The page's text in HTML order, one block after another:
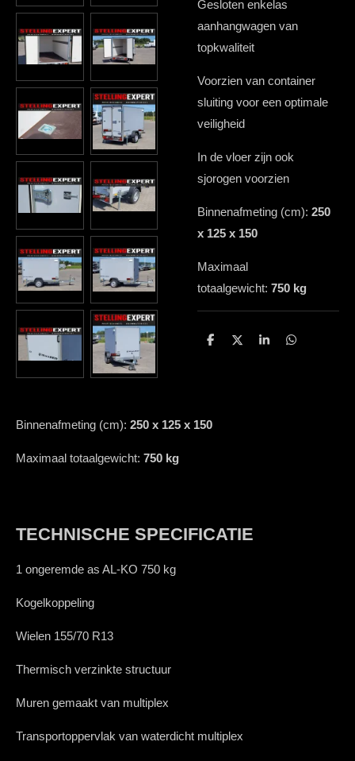
Gesloten enkelas
aanhangwagen van
topkwaliteit
Voorzien van container
sluiting voor een optimale
veiligheid
In de vloer zijn ook
sjorogen voorzien
Binnenafmeting (cm): 250
x 125 x 150
Maximaal
totaalgewicht: 750 kg
D
D
S
D
Binnenafmeting (cm): 250 x 125 x 150
Maximaal totaalgewicht: 750 kg
TECHNISCHE SPECIFICATIE
1 ongeremde as AL-KO 750 kg
Kogelkoppeling
Wielen 155/70 R13
Thermisch verzinkte structuur
Muren gemaakt van multiplex
Transportoppervlak van waterdicht multiplex